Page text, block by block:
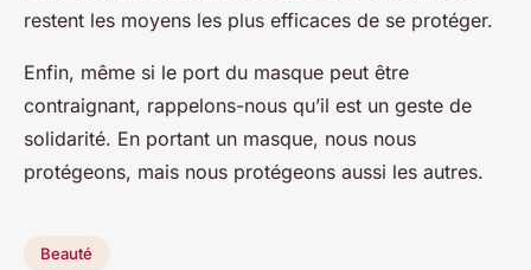
restent les moyens les plus efficaces de se protéger.
Enfin, même si le port du masque peut être
contraignant, rappelons-nous qu’il est un geste de
solidarité. En portant un masque, nous nous
protégeons, mais nous protégeons aussi les autres.
Beauté